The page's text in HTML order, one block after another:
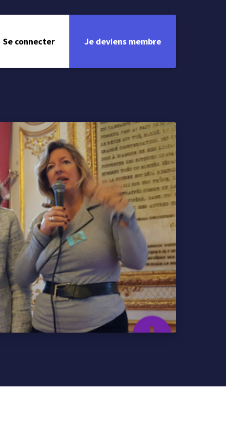
Se connecter Je deviens membre